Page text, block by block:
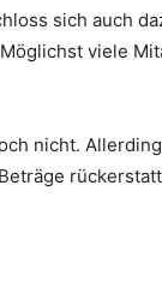
sich auch
viele
nicht.